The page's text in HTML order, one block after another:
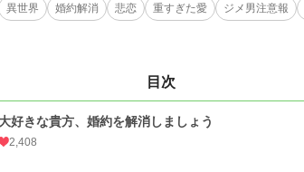
異世界 婚約解消 悲恋 重すぎた愛 ジメ男注意報
目次
大好きな貴方、婚約を解消しましょう
2,408